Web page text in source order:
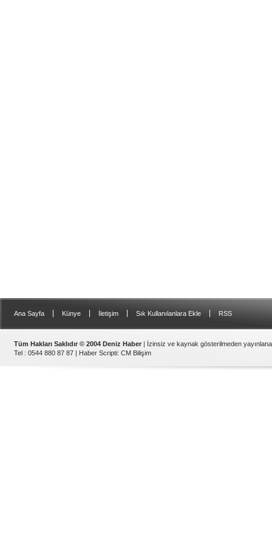
Ana Sayfa Künye İletişim Sık Kullanılanlara Ekle RSS
Tüm Hakları Saklıdır © 2004 Deniz Haber | İzinsiz ve kaynak gösterilmeden
Tel : 0544 880 87 87 | Haber Scripti: CM Bilişim